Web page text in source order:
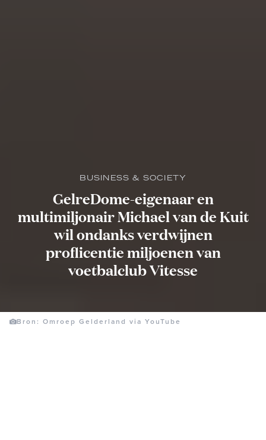
BUSINESS & SOCIETY
GelreDome-eigenaar en
multimiljonair Michael van de Kuit
wil ondanks verdwijnen
proflicentie miljoenen van
voetbalclub Vitesse
Bron: Omroep Gelderland via YouTube